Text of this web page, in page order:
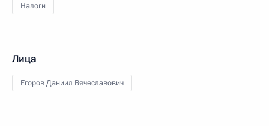
Налоги
Лица
Егоров Даниил Вячеславович